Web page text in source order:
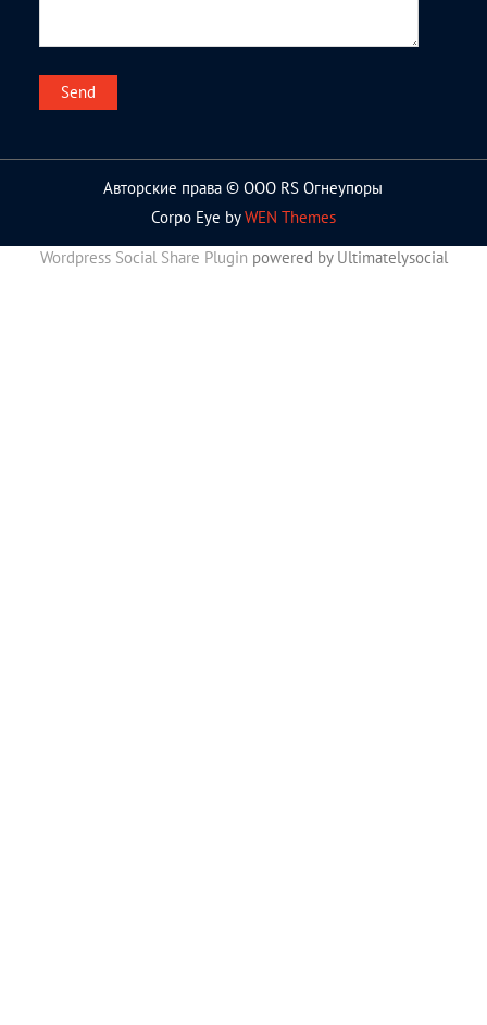
Авторские права © ООО RS Огнеупоры
Corpo Eye byWEN Themes
Wordpress Social Share Plugin powered by Ultimatelysocial